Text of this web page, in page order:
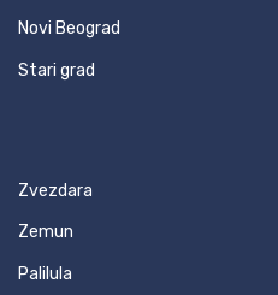
Novi Beograd
Stari grad
Zvezdara
Zemun
Palilula